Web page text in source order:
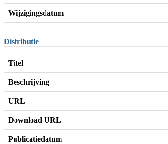
Wijzigingsdatum
Distributie
Titel
Beschrijving
URL
Download URL
Publicatiedatum